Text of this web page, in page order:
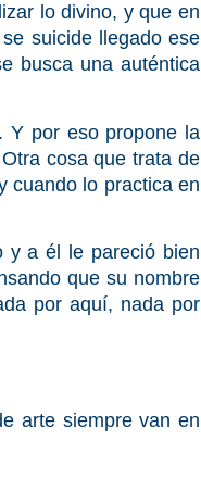
lo divino, y que en
suicide llegado ese
busca una auténtica
Y por eso propone la
cosa que trata de
cuando lo practica en
y a él le pareció bien
que su nombre
por aquí, nada por
arte siempre van en